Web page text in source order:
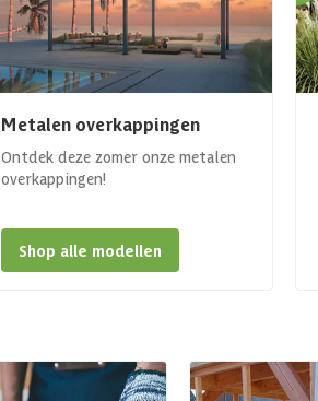
Metalen overkappingen
Ontdek deze zomer onze metalen
overkappingen!
Shop alle modellen